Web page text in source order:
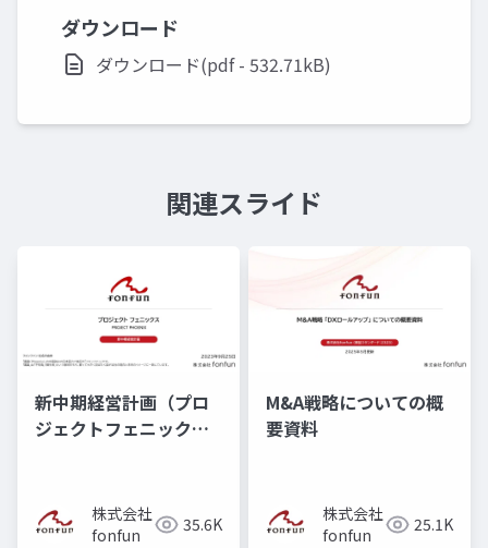
ダウンロード
ダウンロード(pdf - 532.71kB)
関連スライド
新中期経営計画（プロ
ジェクトフェニック
株式会社
fonfun
35.6K
M&A戦略についての概
要資料
株式会社
fonfun
25.1K